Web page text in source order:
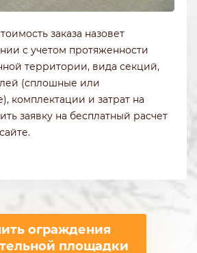
заказа назовет
с учетом протяженности
территории, вида секций,
(сплошные или
комплектации и затрат на
заявку на бесплатный расчет
ограждения
площадки